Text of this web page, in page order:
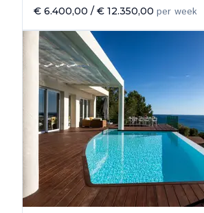
€ 6.400,00 / € 12.350,00 per week